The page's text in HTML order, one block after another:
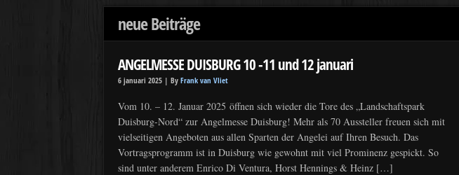
neue Beiträge
ANGELMESSE DUISBURG 10 -11 und 12 januari
6 januari 2025 | By Frank van Vliet
Vom 10. – 12. Januar 2025 öffnen sich wieder die Tore des „Landschaftspark
Duisburg-Nord“ zur Angelmesse Duisburg! Mehr als 70 Aussteller freuen sich mit
vielseitigen Angeboten aus allen Sparten der Angelei auf Ihren Besuch. Das
Vortragsprogramm ist in Duisburg wie gewohnt mit viel Prominenz gespickt. So
sind unter anderem Enrico Di Ventura, Horst Hennings & Heinz […]